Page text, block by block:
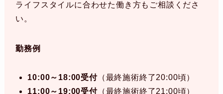
ライフスタイルに合わせた働き方もご相談くださ
い。
勤務例
10:00～18:00受付（最終施術終了20:00頃）
11:00～19:00受付（最終施術終了21:00頃）